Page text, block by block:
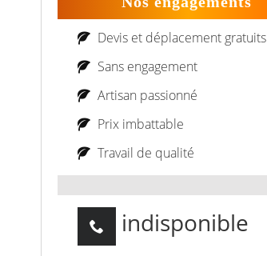
Devis et déplacement gratuits
Sans engagement
Artisan passionné
Prix imbattable
Travail de qualité
indisponible